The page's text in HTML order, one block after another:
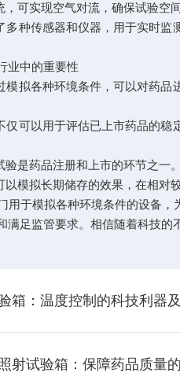
实现空气对流，确保试验空
传感器和仪器，用于实时监
中的重要性
各种环境条件，可以对药品
以用于评估已上市药品的稳
药品注册和上市的环节之一。
拟长期储存的效果，在相对较
模拟各种环境条件的设备，
满足监管要求。相信随着科技
箱：温度控制的科技利器
射试验箱：保障药品质量